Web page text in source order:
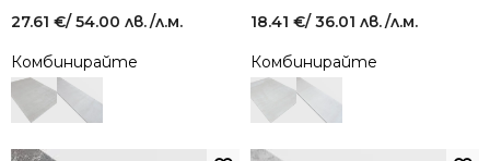
27.61 €/ 54.00 лв./л.м.
Комбинирайте
18.41 €/ 36.01 лв./л.м.
Комбинирайте